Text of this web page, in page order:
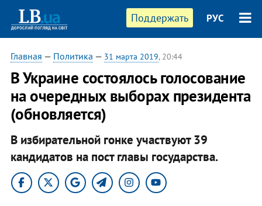
Поддержать РУС
Главная — Политика — 31 марта 2019, 20:44
В Украине состоялось голосование
на очередных выборах президента
(обновляется)
В избирательной гонке участвуют 39
кандидатов на пост главы государства.